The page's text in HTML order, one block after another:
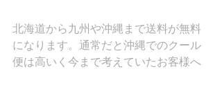
北海道から九州や沖縄まで送料が無料
になります。通常だと沖縄でのクール
便は高いく今まで考えていたお客様へ